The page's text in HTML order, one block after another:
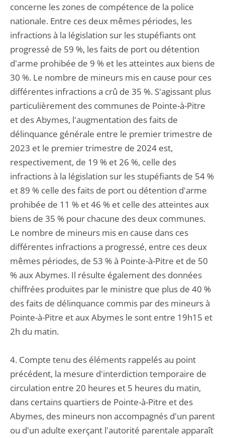
concerne les zones de compétence de la police
nationale. Entre ces deux mêmes périodes, les
infractions à la législation sur les stupéfiants ont
progressé de 59 %, les faits de port ou détention
d'arme prohibée de 9 % et les atteintes aux biens de
30 %. Le nombre de mineurs mis en cause pour ces
différentes infractions a crû de 35 %. S'agissant plus
particulièrement des communes de Pointe-à-Pitre
et des Abymes, l'augmentation des faits de
délinquance générale entre le premier trimestre de
2023 et le premier trimestre de 2024 est,
respectivement, de 19 % et 26 %, celle des
infractions à la législation sur les stupéfiants de 54 %
et 89 % celle des faits de port ou détention d'arme
prohibée de 11 % et 46 % et celle des atteintes aux
biens de 35 % pour chacune des deux communes.
Le nombre de mineurs mis en cause dans ces
différentes infractions a progressé, entre ces deux
mêmes périodes, de 53 % à Pointe-à-Pitre et de 50
% aux Abymes. Il résulte également des données
chiffrées produites par le ministre que plus de 40 %
des faits de délinquance commis par des mineurs à
Pointe-à-Pitre et aux Abymes le sont entre 19h15 et
2h du matin.
4. Compte tenu des éléments rappelés au point
précédent, la mesure d'interdiction temporaire de
circulation entre 20 heures et 5 heures du matin,
dans certains quartiers de Pointe-à-Pitre et des
Abymes, des mineurs non accompagnés d'un parent
ou d'un adulte exerçant l'autorité parentale apparaît